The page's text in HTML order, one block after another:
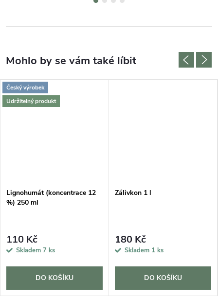
Český výrobek
Udržitelný produkt
Lignohumát (koncentrace 12
%) 250 ml
110 Kč
Skladem 7 ks
DO KOŠÍKU
Zálivkon 1 l
180 Kč
Skladem 1 ks
DO KOŠÍKU